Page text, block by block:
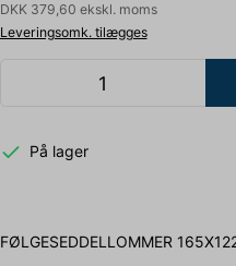
DKK 379,60 ekskl. moms
Leveringsomk. tilægges
På lager
FØLGESEDDELLOMMER